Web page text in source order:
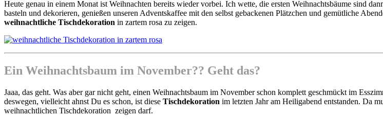
Heute genau in einem Monat ist Weihnachten bereits wieder vorbei. Ich wette, die ersten Weihnachtsbäume sind
basteln und dekorieren, genießen unseren Adventskaffee mit den selbst gebackenen Plätzchen und gemütliche
weihnachtliche Tischdekoration in zartem rosa zu zeigen.
Ein Weihnachtsbaum im November?? Geht das?
Jaaa, das geht. Was aber gar nicht geht, einen Weihnachtsbaum im November schon komplett geschmückt im
deswegen, vielleicht ahnst Du es schon, ist diese Tischdekoration im letzten Jahr am Heiligabend entstanden. Da
weihnachtlichen Tischdekoration zeigen darf.